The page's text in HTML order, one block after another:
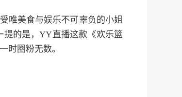
唯美食与娱乐不可辜负的小姐
提的是，YY直播这款《欢乐篮
时圈粉无数。